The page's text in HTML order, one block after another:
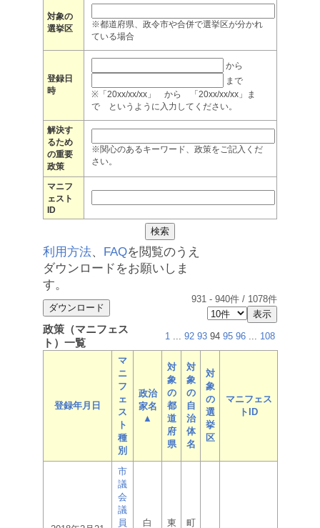
対象の
選挙区
※都道府県、政令市や合併で選挙区が分かれ
ている場合
登録日
時
から
まで
※「20xx/xx/xx」 から 「20xx/xx/xx」ま
で というように入力してください。
解決す
るため
の重要
政策
※関心のあるキーワード、政策をご記入くだ
さい。
マニフ
ェスト
ID
利用方法、 FAQを閲覧のうえ
ダウンロードをお願いしま
す。
931 - 940件 / 1078件
政策（マニフェス
ト）一覧
1 ... 92 93 94 95 96 ... 108
登録年月日
マ
ニ
フ
ェ
ス
ト
種
別
政治
家名
▲
対
象
の
都
道
府
県
対
象
の
自
治
体
名
対
象
の
選
挙
区
マニフェス
トID
市
議
会
議
員
白
東
町